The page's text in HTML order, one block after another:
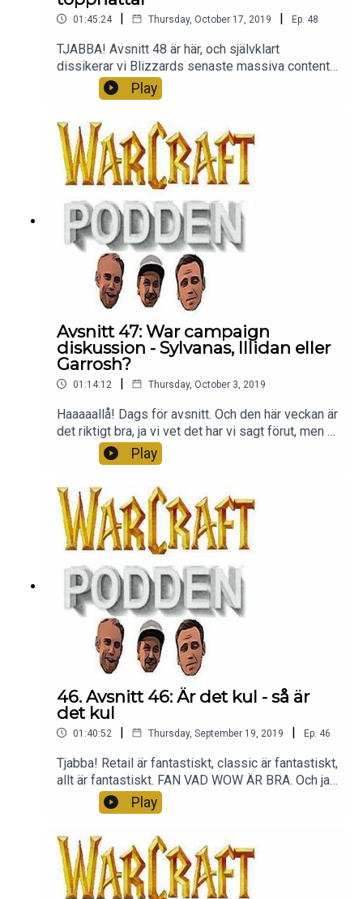
01:45:24 | Thursday, October 17, 2019 | Ep. 48
TJABBA! Avsnitt 48 är här, och självklart
dissikerar vi Blizzards senaste massiva content
preview! Vilken grej. Allt från patchen, raiden,
raserna till de gräsliga topphattarna. Häng med
vetja. Tack för att ni lyssnar och är med oss - ni är
bäst. Peace.
Play
Avsnitt 47: War campaign
diskussion - Sylvanas, Illidan eller
Garrosh?
01:14:12 | Thursday, October 3, 2019
Haaaaallå! Dags för avsnitt. Och den här veckan är
det riktigt bra, ja vi vet det har vi sagt förut, men vi
säger det igen! Denna vecka fokuserar vi på
storyn och det som händer i retail just nu med
Sylvanas och Saurfang. Bland annat.Tack för att ni
lyssnar <3
Play
46. Avsnitt 46: Är det kul - så är
det kul
01:40:52 | Thursday, September 19, 2019 | Ep. 46
Tjabba! Retail är fantastiskt, classic är fantastiskt,
allt är fantastiskt. FAN VAD WOW ÄR BRA. Och ja,
ja - vi är medvetna om att Andreas ljud SUGER.
Sånt händer. Men hallå, kul avsnitt! Tack för att ni
lyssnar <3
Play